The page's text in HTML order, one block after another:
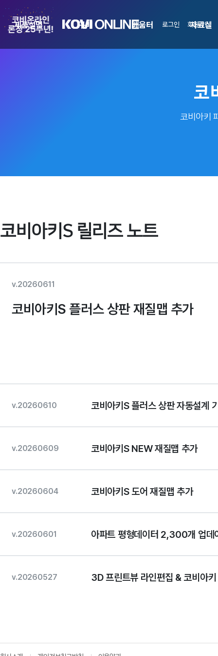
로그인 회원가입
제품설명 구매 배움터 자료실
코
코비아키
코비아키S 릴리즈 노트
v.20260611
코비아키S 플러스 상판 재질맵 추가
v.20260610 코비아키S 플러스 상판 자동설계
v.20260609 코비아키S NEW 재질맵 추가
v.20260604 코비아키S 도어 재질맵 추가
v.20260601 아파트 평형데이터 2,300개 업데
v.20260527 3D 프린트뷰 라인편집 & 코비아